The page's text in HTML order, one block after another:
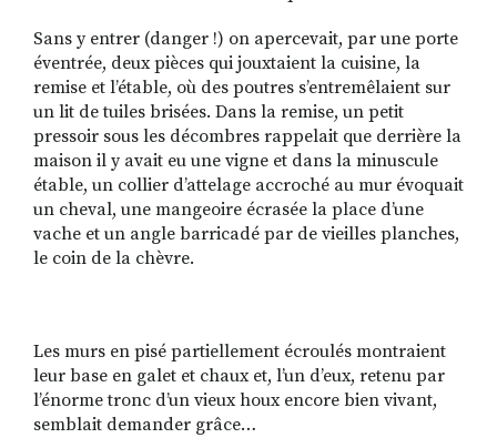
Sans y entrer (danger !) on apercevait, par une porte
éventrée, deux pièces qui jouxtaient la cuisine, la
remise et l’étable, où des poutres s’entremêlaient sur
un lit de tuiles brisées. Dans la remise, un petit
pressoir sous les décombres rappelait que derrière la
maison il y avait eu une vigne et dans la minuscule
étable, un collier d’attelage accroché au mur évoquait
un cheval, une mangeoire écrasée la place d’une
vache et un angle barricadé par de vieilles planches,
le coin de la chèvre.
Les murs en pisé partiellement écroulés montraient
leur base en galet et chaux et, l’un d’eux, retenu par
l’énorme tronc d’un vieux houx encore bien vivant,
semblait demander grâce…